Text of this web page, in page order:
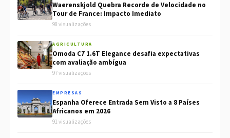
Waerenskjold Quebra Recorde de Velocidade no
Tour de France: Impacto Imediato
98 visualizações
AGRICULTURA
Omoda C7 1.6T Elegance desafia expectativas
com avaliação ambígua
97 visualizações
EMPRESAS
Espanha Oferece Entrada Sem Visto a 8 Países
Africanos em 2026
91 visualizações